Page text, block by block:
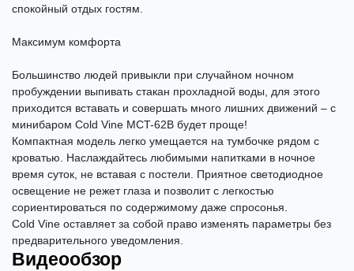
спокойный отдых гостям.
Максимум комфорта
Большинство людей привыкли при случайном ночном
пробуждении выпивать стакан прохладной воды, для этого
приходится вставать и совершать много лишних движений – с
минибаром Cold Vine MCT-62B будет проще!
Компактная модель легко умещается на тумбочке рядом с
кроватью. Наслаждайтесь любимыми напитками в ночное
время суток, не вставая с постели. Приятное светодиодное
освещение не режет глаза и позволит с легкостью
сориентироваться по содержимому даже спросонья.
Cold Vine оставляет за собой право изменять параметры без
предварительного уведомления.
Видеообзор